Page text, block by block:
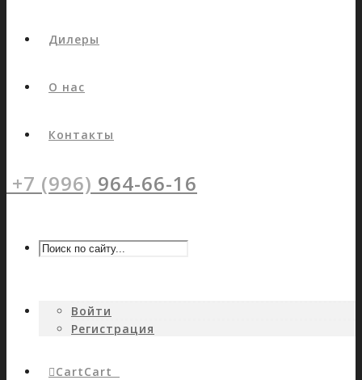
Дилеры
О нас
Контакты
+7 (996) 964-66-16
Войти
Регистрация
CartCart